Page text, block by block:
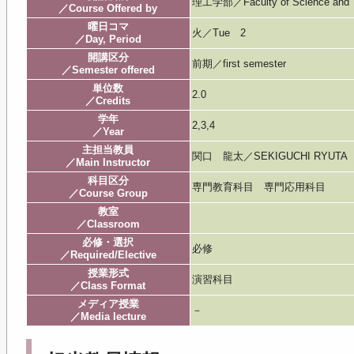
／Course Offered by
曜日コマ
／Day, Period
火／Tue 2
開講区分
／Semester offered
前期／first semester
単位数
／Credits
2.0
学年
／Year
2,3,4
主担当教員
／Main Instructor
関口 龍太／SEKIGUCHI RYUTA
科目区分
／Course Group
専門教育科目 専門応用科目
教室
／Classroom
必修・選択
／Required/Elective
必修
授業形式
／Class Format
演習科目
メディア授業
／Media lecture
－